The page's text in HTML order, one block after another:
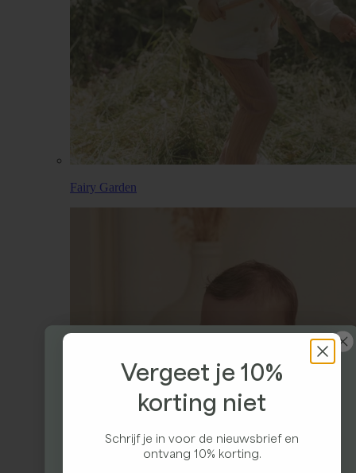
Fairy Garden
Ontvang 10% korting
Meld je aan voor onze nieuwsbrief en ontvang
10% korting op je eerste bestelling
Vergeet je 10%
korting niet
Schrijf je in voor de nieuwsbrief en
ontvang 10% korting.